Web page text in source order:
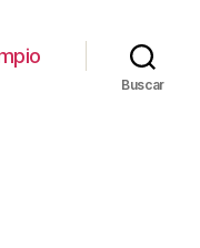
Buscar